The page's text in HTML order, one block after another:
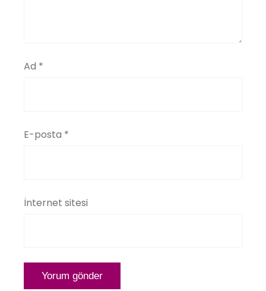
Ad *
E-posta *
İnternet sitesi